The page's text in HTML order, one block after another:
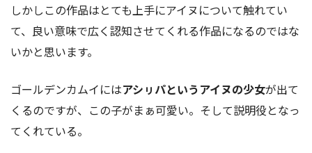
しかしこの作品はとても上手にアイヌについて触れてい
て、良い意味で広く認知させてくれる作品になるのではな
いかと思います。
ゴールデンカムイにはアシㇼパというアイヌの少女が出て
くるのですが、この子がまぁ可愛い。そして説明役となっ
てくれている。